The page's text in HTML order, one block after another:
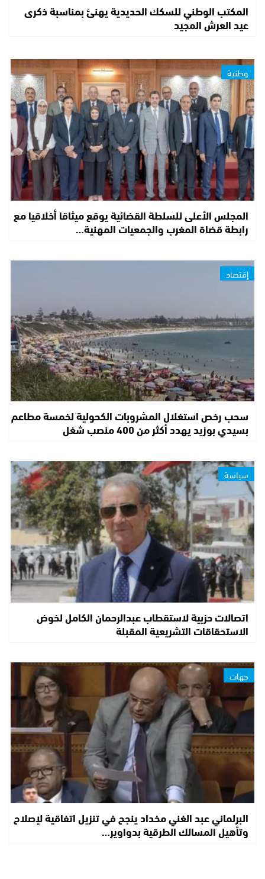
المكتب الوطني للسكك الحديدية يهنئ بمناسبة ذكرى
عيد العرش المجيد
وطنية
المجلس الأعلى للسلطة القضائية يوقع ميثاقا أخلاقيا مع
رابطة قضاة المغرب والجمعيات المهنية…
إقتصاد
سحب رخص استغلال المشروبات الكحولية لخمسة مطاعم
بسيدي بوزيد يهدد أكثر من 400 منصب شغل
سياسة
اتصالات حزبية لاستقطاب عبدالرحمان الكامل لخوض
الاستحقاقات التشريعية المقبلة
جهات
البرلماني عبد الغني مخداد ينجح في تنزيل اتفاقية لإصلاح
وتأهيل المسالك الطرقية بدواوير…